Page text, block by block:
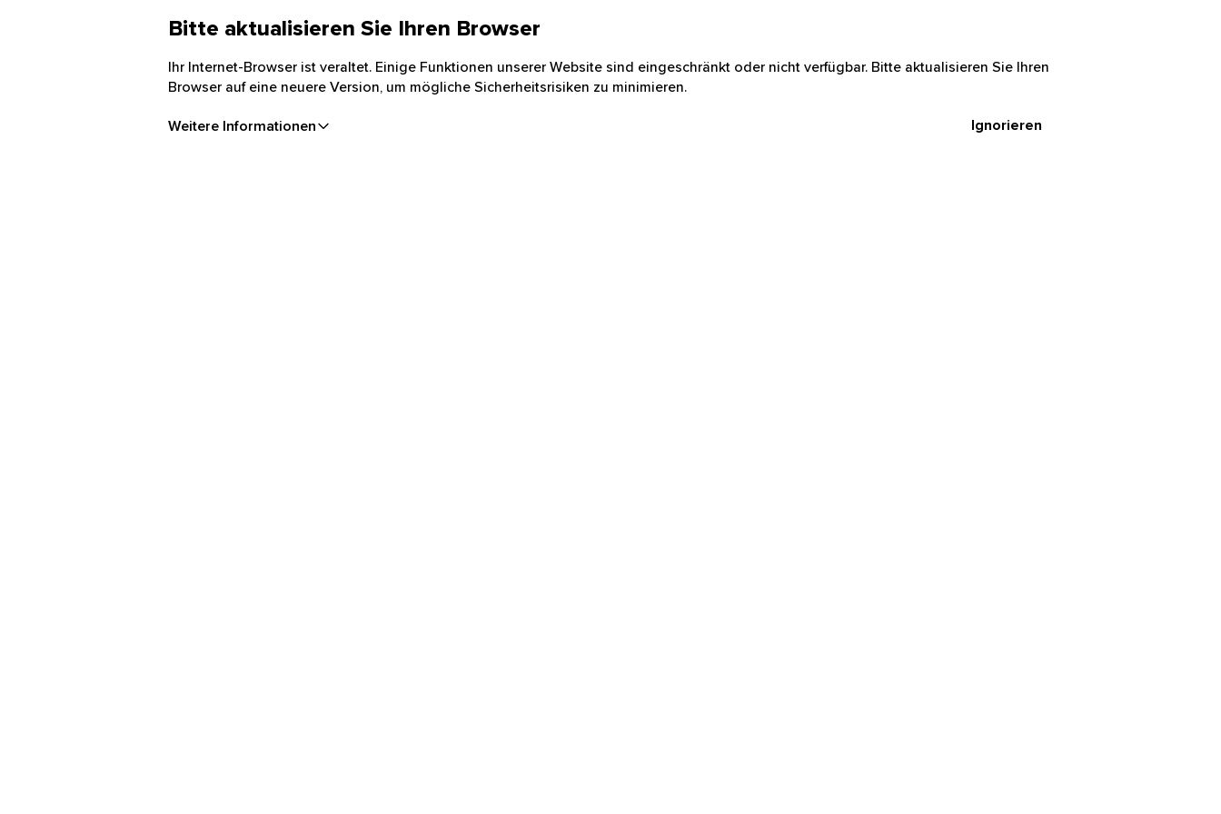
Bitte aktualisieren Sie Ihren Browser
Ihr Internet-Browser ist veraltet. Einige Funktionen unserer Website sind eingeschränkt oder nicht verfügbar. Bitte aktualisieren Sie Ihren
Browser auf eine neuere Version, um mögliche Sicherheitsrisiken zu minimieren.
Weitere Informationen Ignorieren